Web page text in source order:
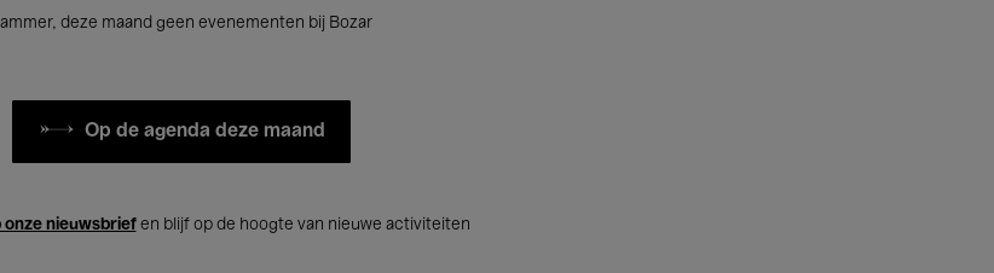
deze maand geen evenementen bij Bozar
Op de agenda deze maand
onze nieuwsbriefen blijf op de hoogte van nieuwe activiteiten